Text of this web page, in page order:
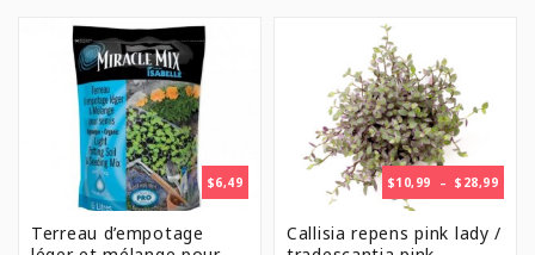
$6,49
Terreau d’empotage
$10,99 – $ 28,99
DE
PRIX
Callisia repens pink lady /